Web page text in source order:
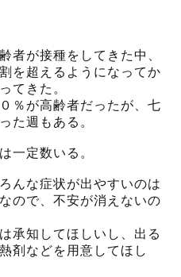
者が接種をしてきた中、
を超えるようになってか
てきた。
％が高齢者だったが、七
た週もある。
一定数いる。
んな症状が出やすいのは
ので、不安が消えないの
承知してほしいし、出る
剤などを用意してほし